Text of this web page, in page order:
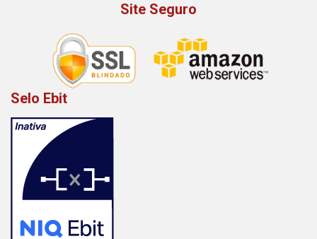
Site Seguro
Selo Ebit